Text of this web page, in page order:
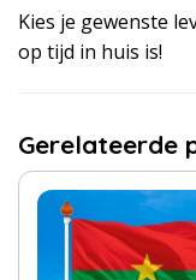
Kies je gewenste
op tijd in huis is!
Gerelateerde